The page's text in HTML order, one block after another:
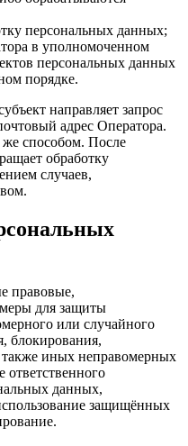
персональных данных;
в уполномоченном
персональных данных
порядке.
направляет запрос
адрес Оператора.
же способом. После
обработку
случаев,
правовые,
для защиты
или случайного
блокирования,
также иных неправомерных
ответственного
данных,
защищённых